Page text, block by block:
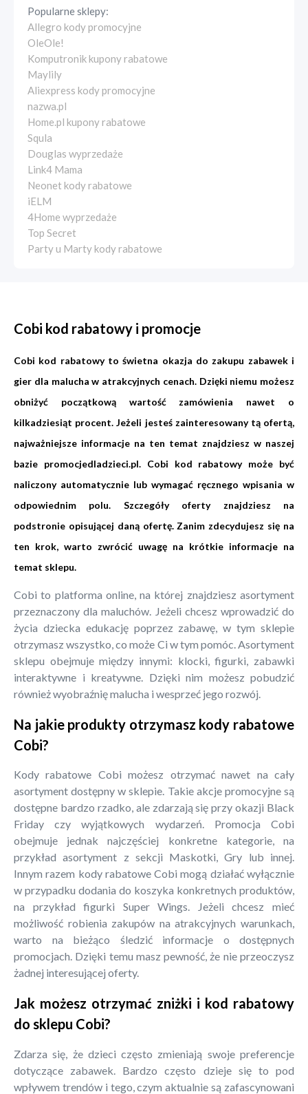
Popularne sklepy:
Allegro kody promocyjne
OleOle!
Komputronik kupony rabatowe
Maylily
Aliexpress kody promocyjne
nazwa.pl
Home.pl kupony rabatowe
Squla
Douglas wyprzedaże
Link4 Mama
Neonet kody rabatowe
iELM
4Home wyprzedaże
Top Secret
Party u Marty kody rabatowe
Cobi kod rabatowy i promocje
Cobi kod rabatowy to świetna okazja do zakupu zabawek i
gier dla malucha w atrakcyjnych cenach. Dzięki niemu możesz
obniżyć początkową wartość zamówienia nawet o
kilkadziesiąt procent. Jeżeli jesteś zainteresowany tą ofertą,
najważniejsze informacje na ten temat znajdziesz w naszej
bazie promocjedladzieci.pl. Cobi kod rabatowy może być
naliczony automatycznie lub wymagać ręcznego wpisania w
odpowiednim polu. Szczegóły oferty znajdziesz na
podstronie opisującej daną ofertę. Zanim zdecydujesz się na
ten krok, warto zwrócić uwagę na krótkie informacje na
temat sklepu.
Cobi to platforma online, na której znajdziesz asortyment
przeznaczony dla maluchów. Jeżeli chcesz wprowadzić do
życia dziecka edukację poprzez zabawę, w tym sklepie
otrzymasz wszystko, co może Ci w tym pomóc. Asortyment
sklepu obejmuje między innymi: klocki, figurki, zabawki
interaktywne i kreatywne. Dzięki nim możesz pobudzić
również wyobraźnię malucha i wesprzeć jego rozwój.
Na jakie produkty otrzymasz kody rabatowe
Cobi?
Kody rabatowe Cobi możesz otrzymać nawet na cały
asortyment dostępny w sklepie. Takie akcje promocyjne są
dostępne bardzo rzadko, ale zdarzają się przy okazji Black
Friday czy wyjątkowych wydarzeń. Promocja Cobi
obejmuje jednak najczęściej konkretne kategorie, na
przykład asortyment z sekcji Maskotki, Gry lub innej.
Innym razem kody rabatowe Cobi mogą działać wyłącznie
w przypadku dodania do koszyka konkretnych produktów,
na przykład figurki Super Wings. Jeżeli chcesz mieć
możliwość robienia zakupów na atrakcyjnych warunkach,
warto na bieżąco śledzić informacje o dostępnych
promocjach. Dzięki temu masz pewność, że nie przeoczysz
żadnej interesującej oferty.
Jak możesz otrzymać zniżki i kod rabatowy
do sklepu Cobi?
Zdarza się, że dzieci często zmieniają swoje preferencje
dotyczące zabawek. Bardzo często dzieje się to pod
wpływem trendów i tego, czym aktualnie są zafascynowani